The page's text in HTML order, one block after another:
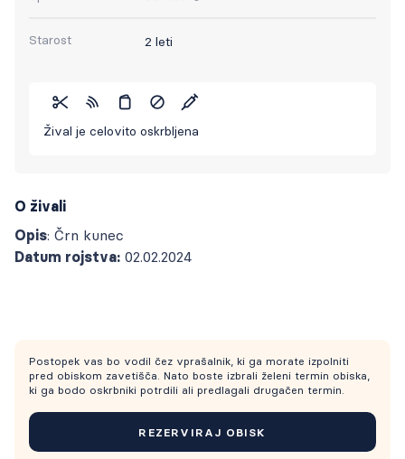
Starost 2 leti
Žival je celovito oskrbljena
O živali
Opis: Črn kunec
Datum rojstva: 02.02.2024
Postopek vas bo vodil čez vprašalnik, ki ga morate izpolniti
pred obiskom zavetišča. Nato boste izbrali želeni termin obiska,
ki ga bodo oskrbniki potrdili ali predlagali drugačen termin.
REZERVIRAJ OBISK